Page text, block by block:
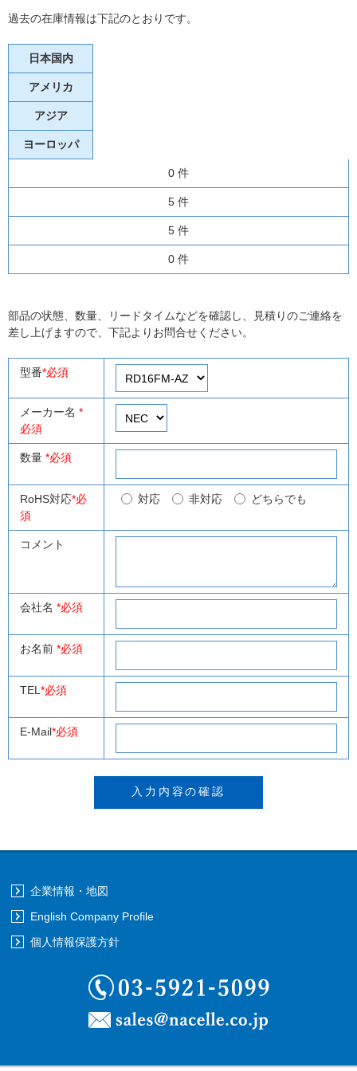
過去の在庫情報は下記のとおりです。
日本国内
アメリカ
アジア
ヨーロッパ
0 件
5 件
5 件
0 件
部品の状態、数量、リードタイムなどを確認し、見積りのご連絡を
差し上げますので、下記よりお問合せください。
型番*必須
メーカー名 *
必須
数量 *必須
RoHS対応*必
須
対応 非対応 どちらでも
コメント
会社名 *必須
お名前 *必須
TEL *必須
E-Mail*必須
企業情報・地図
English Company Profile
個人情報保護方針